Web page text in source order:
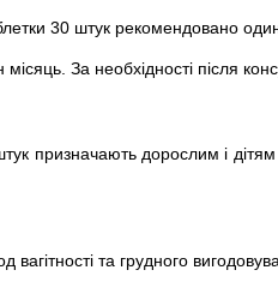
30 штук рекомендовано
За необхідності після
призначають дорослим і
та грудного